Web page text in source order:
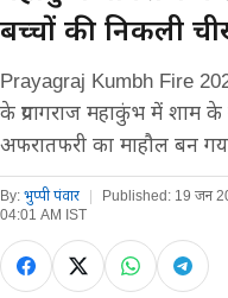
बच्चों की निकली
Prayagraj Kumbh Fire
के प्रयागराज महाकुंभ में
अफरातफरी का माहौल बन
By: भुप्पी पंवार Published: 19 जन
04:01 AM IST